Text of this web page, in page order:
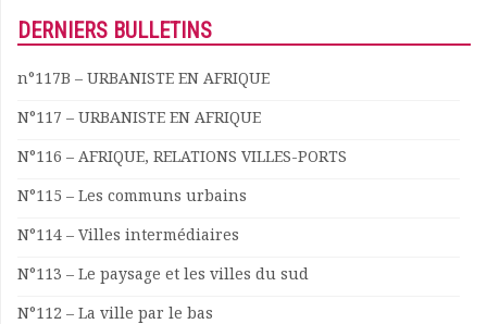
Publications et rapports
Documents
Les adhérents
Offres d’emploi
Forum
Nous contacter
DERNIERS BULLETINS
n°117B – URBANISTE EN AFRIQUE
N°117 – URBANISTE EN AFRIQUE
N°116 – AFRIQUE, RELATIONS VILLES-PORTS
N°115 – Les communs urbains
N°114 – Villes intermédiaires
N°113 – Le paysage et les villes du sud
N°112 – La ville par le bas